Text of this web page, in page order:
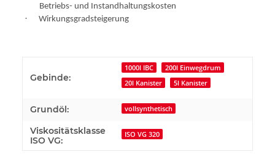
Betriebs- und Instandhaltungskosten
· Wirkungsgradsteigerung
Gebinde:
1000l IBC
200l Einwegdrum
20l Kanister
5l Kanister
Grundöl: vollsynthetisch
Viskositätsklasse
ISO VG:
ISO VG 320